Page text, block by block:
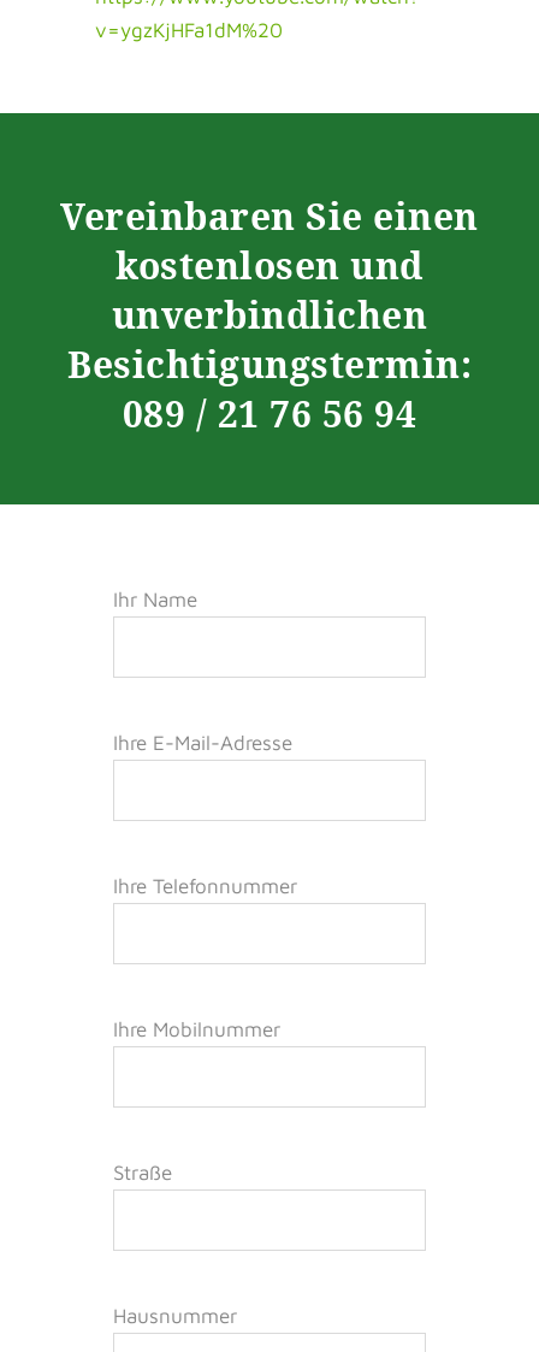
v=ygzKjHFa1dM%20
Vereinbaren Sie einen
kostenlosen und
unverbindlichen
Besichtigungstermin:
089 / 21 76 56 94
Ihr Name
Ihre E-Mail-Adresse
Ihre Telefonnummer
Ihre Mobilnummer
Straße
Hausnummer